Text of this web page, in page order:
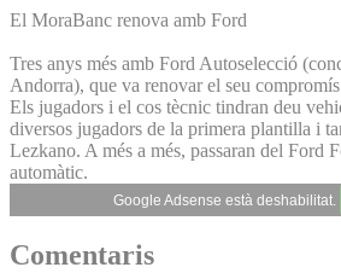
El MoraBanc renova amb Ford
Tres anys més amb Ford Autoselecció
Andorra), que va renovar el seu
Els jugadors i el cos tècnic tindran deu
diversos jugadors de la primera plantilla i
Lezkano. A més a més, passaran del Ford
automàtic.
Google Adsense està deshabilitat.
Comentaris